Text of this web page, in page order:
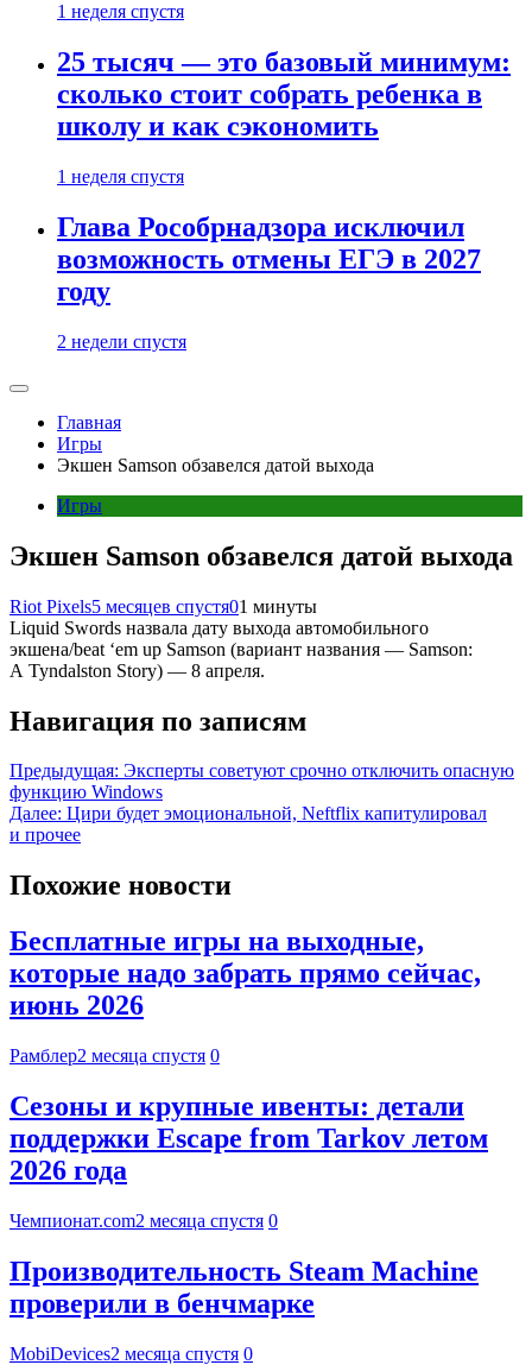
1 неделя спустя
25 тысяч — это базовый минимум:
сколько стоит собрать ребенка в
школу и как сэкономить
1 неделя спустя
Глава Рособрнадзора исключил
возможность отмены ЕГЭ в 2027
году
2 недели спустя
Главная
Игры
Экшен Samson обзавелся датой выхода
Игры
Экшен Samson обзавелся датой выхода
Riot Pixels5 месяцев спустя01 минуты
Liquid Swords назвала дату выхода автомобильного
экшена/beat ‘em up Samson (вариант названия — Samson:
A Tyndalston Story) — 8 апреля.
Навигация по записям
Предыдущая: Эксперты советуют срочно отключить опасную
функцию Windows
Далее: Цири будет эмоциональной, Neftflix капитулировал
и прочее
Похожие новости
Бесплатные игры на выходные,
которые надо забрать прямо сейчас,
июнь 2026
Рамблер2 месяца спустя 0
Сезоны и крупные ивенты: детали
поддержки Escape from Tarkov летом
2026 года
Чемпионат.com2 месяца спустя 0
Производительность Steam Machine
проверили в бенчмарке
MobiDevices2 месяца спустя 0